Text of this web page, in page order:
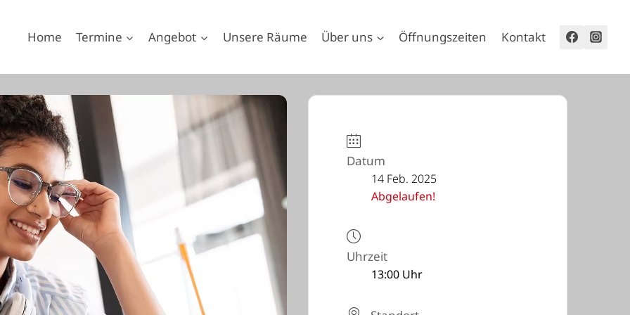
Home Termine Angebot Unsere Räume Über uns Öffnungszeiten Kontakt
Datum
14 Feb. 2025
Abgelaufen!
Uhrzeit
13:00 Uhr